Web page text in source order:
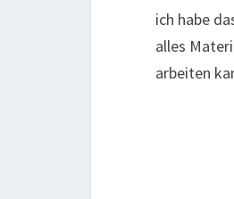
ich habe
alles
arbeiten